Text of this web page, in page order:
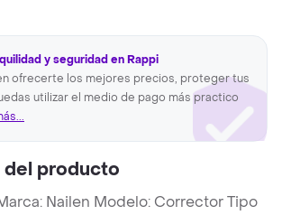
y seguridad en Rappi
ofrecerte los mejores precios, proteger tus
utilizar el medio de pago más practico
producto
Nailen Modelo: Corrector Tipo